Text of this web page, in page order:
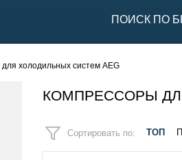
ПОИСК ПО
холодильных систем AEG
КОМПРЕССОРЫ
Сортировать по: ТОП